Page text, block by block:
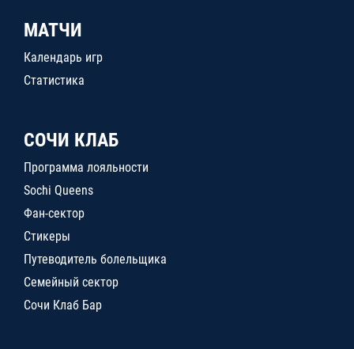
МАТЧИ
Календарь игр
Статистика
СОЧИ КЛАБ
Программа лояльности
Sochi Queens
Фан-сектор
Стикеры
Путеводитель болельщика
Семейный сектор
Сочи Клаб Бар